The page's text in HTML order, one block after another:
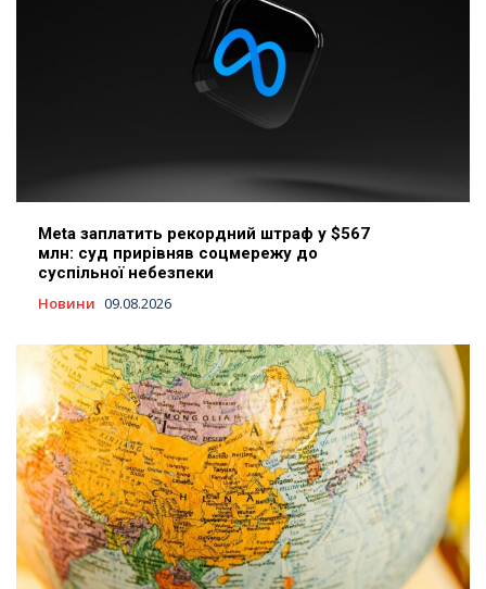
Meta заплатить рекордний штраф у $567
млн: суд прирівняв соцмережу до
суспільної небезпеки
Новини 09.08.2026